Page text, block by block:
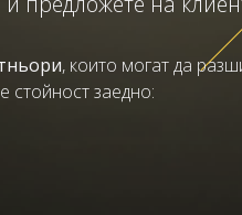
, които могат да
стойност заедно: